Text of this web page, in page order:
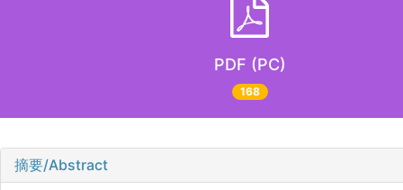
PDF (PC)
168
摘要/Abstract